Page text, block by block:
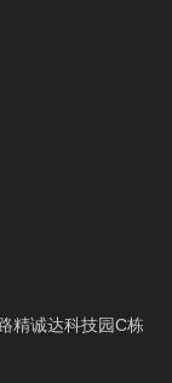
精诚达科技园C栋